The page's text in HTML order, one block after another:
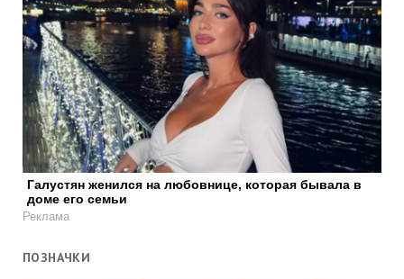
Галустян женился на любовнице, которая бывала в
доме его семьи
Реклама
ПОЗНАЧКИ